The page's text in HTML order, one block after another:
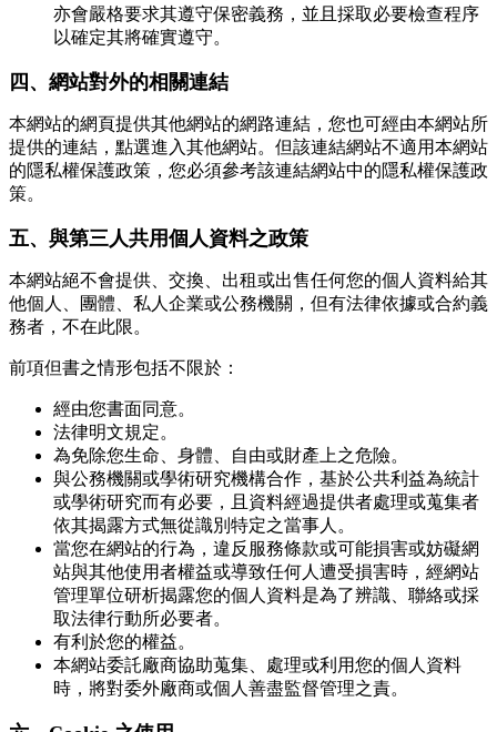
亦會嚴格要求其遵守保密義務，並且採取必要檢查程序
以確定其將確實遵守。
四、網站對外的相關連結
本網站的網頁提供其他網站的網路連結，您也可經由本網站所
提供的連結，點選進入其他網站。但該連結網站不適用本網站
的隱私權保護政策，您必須參考該連結網站中的隱私權保護政
策。
五、與第三人共用個人資料之政策
本網站絕不會提供、交換、出租或出售任何您的個人資料給其
他個人、團體、私人企業或公務機關，但有法律依據或合約義
務者，不在此限。
前項但書之情形包括不限於：
經由您書面同意。
法律明文規定。
為免除您生命、身體、自由或財產上之危險。
與公務機關或學術研究機構合作，基於公共利益為統計
或學術研究而有必要，且資料經過提供者處理或蒐集者
依其揭露方式無從識別特定之當事人。
當您在網站的行為，違反服務條款或可能損害或妨礙網
站與其他使用者權益或導致任何人遭受損害時，經網站
管理單位研析揭露您的個人資料是為了辨識、聯絡或採
取法律行動所必要者。
有利於您的權益。
本網站委託廠商協助蒐集、處理或利用您的個人資料
時，將對委外廠商或個人善盡監督管理之責。